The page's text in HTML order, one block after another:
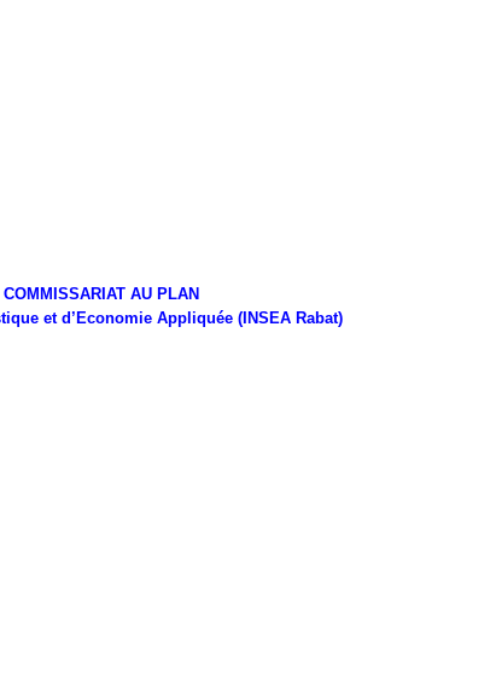
COMMISSARIAT AU PLAN
et d’Economie Appliquée (INSEA Rabat)